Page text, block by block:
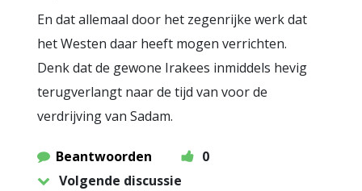
En dat allemaal door het zegenrijke werk dat
het Westen daar heeft mogen verrichten.
Denk dat de gewone Irakees inmiddels hevig
terugverlangt naar de tijd van voor de
verdrijving van Sadam.
Beantwoorden
0
Volgende discussie